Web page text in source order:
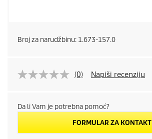
Broj za narudžbinu: 1.673-157.0
(0) Napiši recenziju
Da li Vam je potrebna pomoć?
FORMULAR ZA KONTAKT